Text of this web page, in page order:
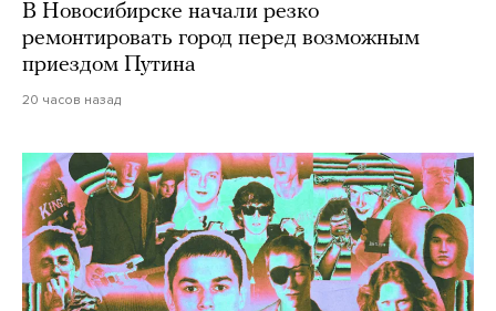
В Новосибирске начали резко
ремонтировать город перед возможным
приездом Путина
20 часов назад